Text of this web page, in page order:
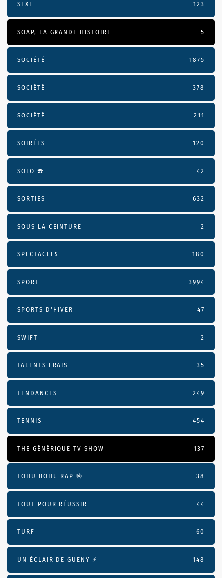
SEXE 123
SOAP, LA GRANDE HISTOIRE 5
SOCIÉTÉ 1875
SOCIÉTÉ 378
SOCIÉTÉ 211
SOIRÉES 120
SOLO ☎️ 42
SORTIES 632
SOUS LA CEINTURE 2
SPECTACLES 180
SPORT 3994
SPORTS D'HIVER 47
SWIFT 2
TALENTS FRAIS 35
TENDANCES 249
TENNIS 454
THE GÉNÉRIQUE TV SHOW 137
TOHU BOHU RAP 🤟 38
TOUT POUR RÉUSSIR 44
TURF 60
UN ÉCLAIR DE GUENY ⚡️ 148